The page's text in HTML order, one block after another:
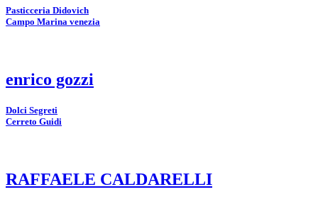
Pasticceria Didovich
Campo Marina venezia
enrico gozzi
Dolci Segreti
Cerreto Guidi
RAFFAELE CALDARELLI